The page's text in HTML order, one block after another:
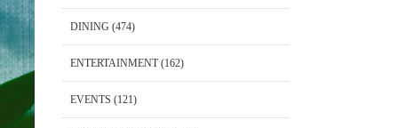
DINING (474)
ENTERTAINMENT(162)
EVENTS (121)